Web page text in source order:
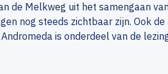
de Melkweg uit het samengaan
nog steeds zichtbaar zijn. Ook
is onderdeel van de